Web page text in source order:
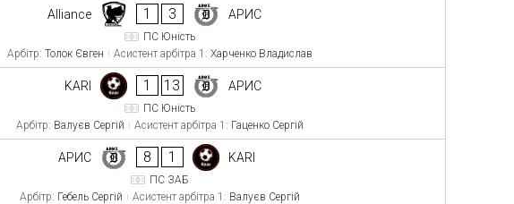
Alliance 1 3 АРИС
ПС Юність
Арбітр: Толок Євген Асистент арбітра 1: Харченко Владислав
KARI 1 13 АРИС
ПС Юність
Арбітр: Валуєв Сергій Асистент арбітра 1: Гаценко Сергій
АРИС 8 1 KARI
ПС ЗАБ
Арбітр: Гебель Сергій Асистент арбітра 1: Валуєв Сергій